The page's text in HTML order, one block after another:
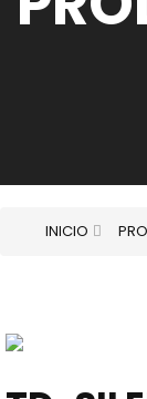
INICIO